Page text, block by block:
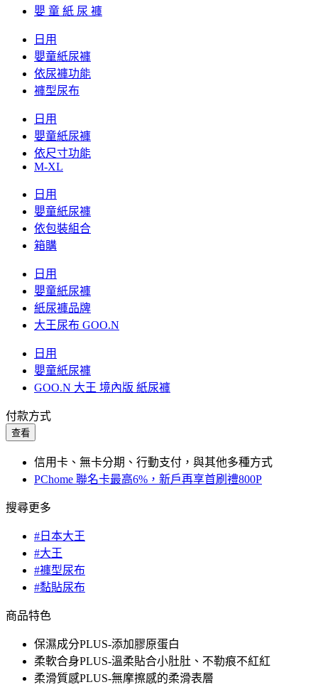
嬰 童 紙 尿 褲
日用
嬰童紙尿褲
依尿褲功能
褲型尿布
日用
嬰童紙尿褲
依尺寸功能
M-XL
日用
嬰童紙尿褲
依包裝組合
箱購
日用
嬰童紙尿褲
紙尿褲品牌
大王尿布 GOO.N
日用
嬰童紙尿褲
GOO.N 大王 境內版 紙尿褲
付款方式
查看
信用卡、無卡分期、行動支付，與其他多種方式
PChome 聯名卡最高6%，新戶再享首刷禮800P
搜尋更多
#日本大王
#大王
#褲型尿布
#黏貼尿布
商品特色
保濕成分PLUS-添加膠原蛋白
柔軟合身PLUS-溫柔貼合小肚肚、不勒痕不紅紅
柔滑質感PLUS-無摩擦感的柔滑表層